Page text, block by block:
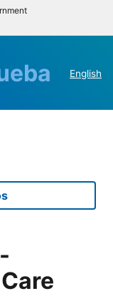
English